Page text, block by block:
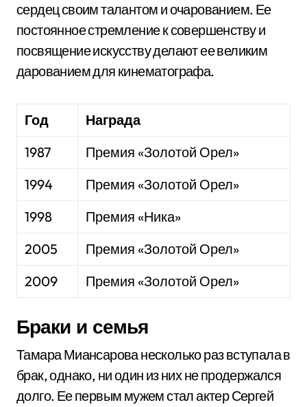
сердец своим талантом и очарованием. Ее
постоянное стремление к совершенству и
посвящение искусству делают ее великим
дарованием для кинематографа.
Год
Награда
1987
Премия «Золотой Орел»
1994
Премия «Золотой Орел»
1998
Премия «Ника»
2005
Премия «Золотой Орел»
2009
Премия «Золотой Орел»
Браки и семья
Тамара Миансарова несколько раз вступала в
брак, однако, ни один из них не продержался
долго. Ее первым мужем стал актер Сергей